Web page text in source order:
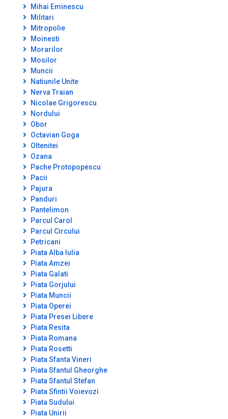
Mihai Eminescu
Militari
Mitropolie
Moinesti
Morarilor
Mosilor
Muncii
Natiunile Unite
Nerva Traian
Nicolae Grigorescu
Nordului
Obor
Octavian Goga
Oltenitei
Ozana
Pache Protopopescu
Pacii
Pajura
Panduri
Pantelimon
Parcul Carol
Parcul Circului
Petricani
Piata Alba Iulia
Piata Amzei
Piata Galati
Piata Gorjului
Piata Muncii
Piata Operei
Piata Presei Libere
Piata Resita
Piata Romana
Piata Rosetti
Piata Sfanta Vineri
Piata Sfantul Gheorghe
Piata Sfantul Stefan
Piata Sfintii Voievozi
Piata Sudului
Piata Unirii